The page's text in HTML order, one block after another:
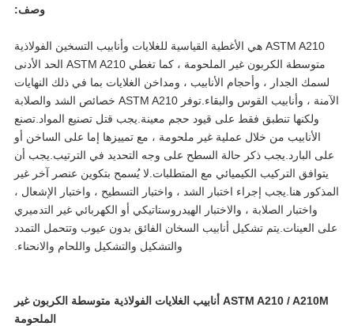
وصف:
ASTM A210 هي الأغطية القياسية للغلايات وأنابيب التسخين الفولاذية
متوسطة الكربون غير الملحومة ، كما تغطي ASTM A210 الحد الأدنى
لسمك الجدار ، وأحجام الأنابيب ، ومداخن الغلايات بما في ذلك النهايات
الآمنة ، وأنابيب القوس والبقاء.توفر ASTM A210 خصائص الشد والصلابة
ولكنها تنطبق فقط على قيود حجم معينة.يجب قتل تصنيع المواد.تصنع
الأنابيب من خلال عملية غير ملحومة ، مع تمييزها إما على الساخن أو
البارد.يجب ذكر حالة السطح على وجه التحديد في الترتيب.يجب أن
يتوافق التركيب الكيميائي مع المتطلبات.لا يُسمح بتكوين عنصر آخر غير
هنا.يجب إجراء اختبار الشد ، واختبار التسطيح ، واختبار الإشعال ،
واختبار الصلابة ، والاختبار الهيدروستاتيكي أو الكهربائي غير التدميري
العينات.يتم تشكيل أنابيب السخان الفائق بدون عيوب وتتحمل التمدد
والتشكيل والتشكيل واللحام والانحناء.
ASTM A210 / A210M أنابيب الغلايات الفولاذية متوسطة الكربون غير
الملحومة